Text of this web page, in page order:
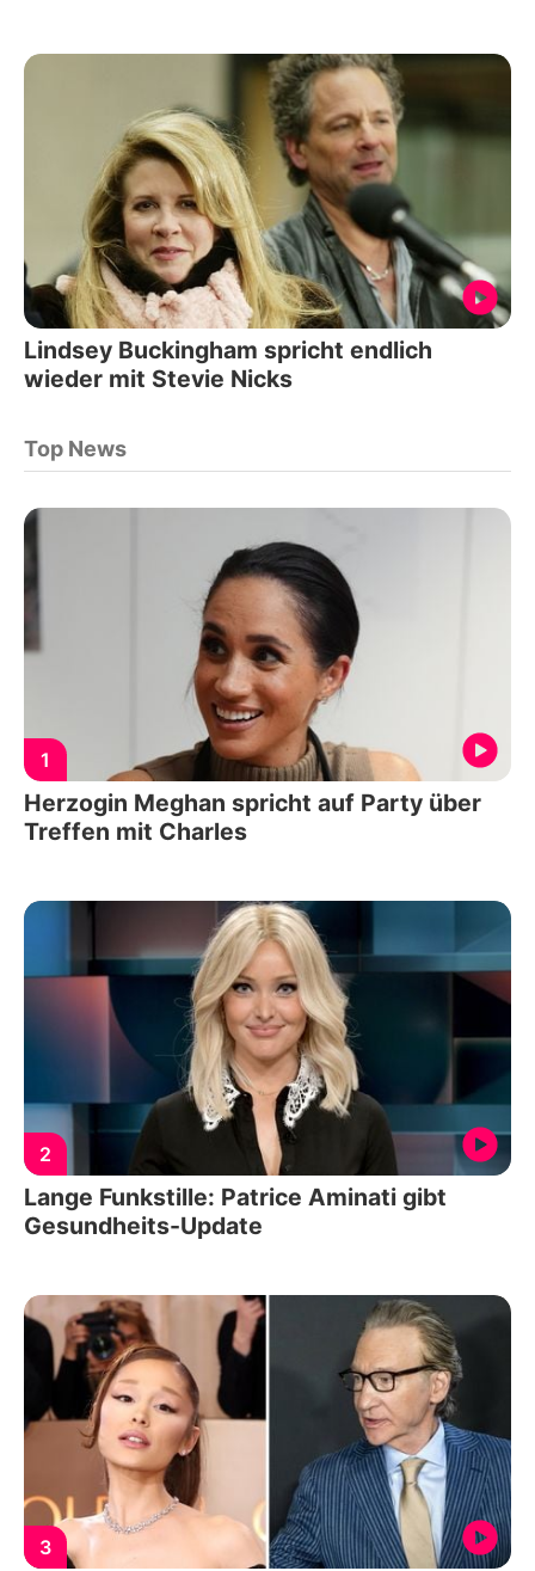
Lindsey Buckingham spricht endlich
wieder mit Stevie Nicks
Top News
1
Herzogin Meghan spricht auf Party über
Treffen mit Charles
2
Lange Funkstille: Patrice Aminati gibt
Gesundheits-Update
3